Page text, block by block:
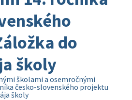
do
školy
školami a osemročnými
česko-slovenského projektu
školy